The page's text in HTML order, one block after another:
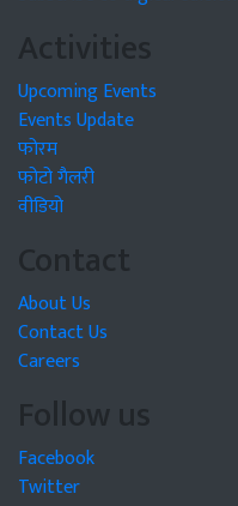
Activities
Upcoming Events
Events Update
फोरम
फोटो गैलरी
वीडियो
Contact
About Us
Contact Us
Careers
Follow us
Facebook
Twitter